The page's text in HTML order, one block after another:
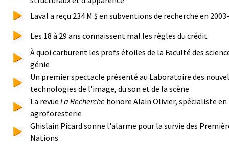
Laval a reçu 234 M $ en subventions de recherche en
Les 18 à 29 ans connaissent mal les règles du crédit
À quoi carburent les profs étoiles de la Faculté des
génie
Un premier spectacle présenté au Laboratoire des
technologies de l'image, du son et de la scène
La revue La Recherche honore Alain Olivier, spécialiste en
agroforesterie
Ghislain Picard sonne l'alarme pour la survie des
Nations